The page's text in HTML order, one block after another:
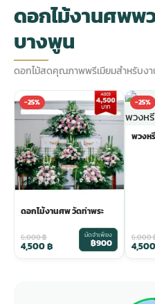
ดอกไม้งานศพพ
บางพูน
ดอกไม้สดคุณภาพพรีเมียมสำหรับง
-25%
ดอกไม้งานศพ วัดท่าพระ
6,000฿
4,500฿
มัดจำเพียง
฿900
-25%
พวงห
6,000
4,500